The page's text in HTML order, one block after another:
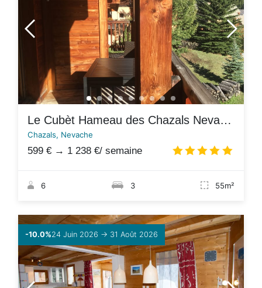
Le Cubèt Hameau des Chazals Nevache Hautes Alpes
Chazals, Nevache
599 € → 1 238 €/ semaine
6 3 55m²
-10.0%24 Juin 2026 → 31 Août 2026